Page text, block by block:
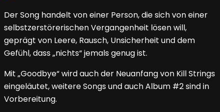
Der Song handelt von einer Person, die sich von einer
selbstzerstörerischen Vergangenheit lösen will,
geprägt von Leere, Rausch, Unsicherheit und dem
Gefühl, dass „nichts“ jemals genug ist.
Mit „Goodbye“ wird auch der Neuanfang von Kill Strings
eingeläutet, weitere Songs und auch Album #2 sind in
Vorbereitung.